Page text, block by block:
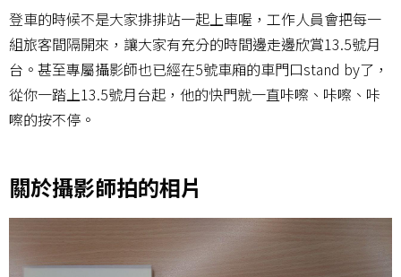
登車的時候不是大家排排站一起上車喔，工作人員會把每一
組旅客間隔開來，讓大家有充分的時間邊走邊欣賞13.5號月
台。甚至專屬攝影師也已經在5號車廂的車門口stand by了，
從你一踏上13.5號月台起，他的快門就一直咔嚓、咔嚓、咔
嚓的按不停。
關於攝影師拍的相片